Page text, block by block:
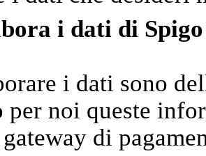
i dati di Spigo
i dati sono
per noi queste
di